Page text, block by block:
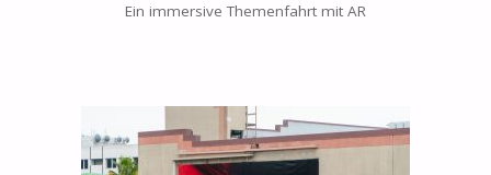
Ein immersive Themenfahrt mit AR